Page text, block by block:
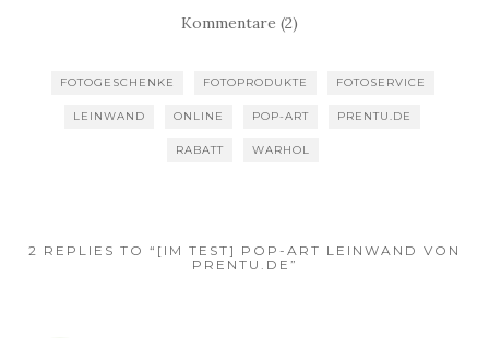
Kommentare (2)
FOTOGESCHENKE FOTOPRODUKTE FOTOSERVICE
LEINWAND ONLINE POP-ART PRENTU.DE
RABATT WARHOL
2 REPLIES TO “[IM TEST] POP-ART LEINWAND VON
PRENTU.DE”